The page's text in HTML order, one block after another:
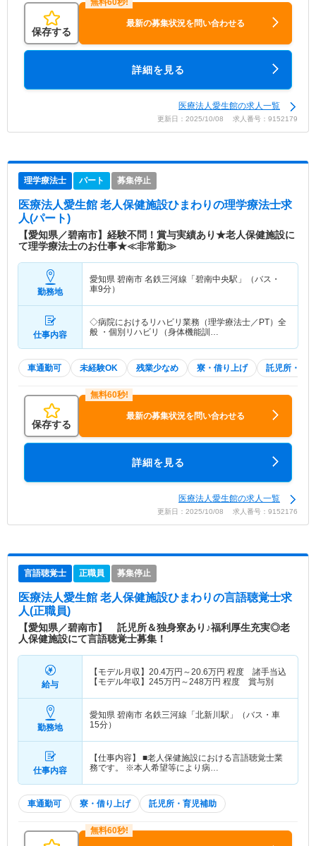
保存する
最新の募集状況を問い合わせる
詳細を見る
医療法人愛生館の求人一覧
更新日：2025/10/08 求人番号：9152179
理学療法士 パート 募集停止
医療法人愛生館 老人保健施設ひまわりの理学療法士求
人(パート)
【愛知県／碧南市】経験不問！賞与実績あり★老人保健施設に
て理学療法士のお仕事★≪非常勤≫
勤務地
愛知県 碧南市 名鉄三河線「碧南中央駅」（バス・
車9分）
仕事内容
◇病院におけるリハビリ業務（理学療法士／PT）全
般 ・個別リハビリ（身体機能訓…
車通勤可 未経験OK 残業少なめ 寮・借り上げ 託児所・育
保存する
最新の募集状況を問い合わせる
詳細を見る
医療法人愛生館の求人一覧
更新日：2025/10/08 求人番号：9152176
言語聴覚士 正職員 募集停止
医療法人愛生館 老人保健施設ひまわりの言語聴覚士求
人(正職員)
【愛知県／碧南市】 託児所＆独身寮あり♪福利厚生充実◎老
人保健施設にて言語聴覚士募集！
給与
【モデル月収】 20.4万円～20.6万円 程度 諸手当込
【モデル年収】 245万円～248万円 程度 賞与別
勤務地
愛知県 碧南市 名鉄三河線「北新川駅」（バス・車
15分）
仕事内容
【仕事内容】 ■老人保健施設における言語聴覚士業
務です。 ※本人希望等により病…
車通勤可 寮・借り上げ 託児所・育児補助